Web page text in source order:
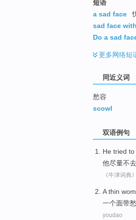
短语
a sad face
sad face
Do a sad
更多网络短
同近义词
愁容
scowl
双语例句
He tried to
他尽量不去
《牛津词典》
Athin
一个面带
youdao